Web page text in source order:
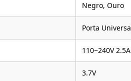
Negro, Ouro
Porta
110~240V
3.7V